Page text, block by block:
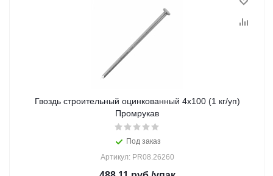
Гвоздь строительный оцинкованный 4х100 (1 кг/уп)
Промрукав
Под заказ
Артикул: PR08.26260